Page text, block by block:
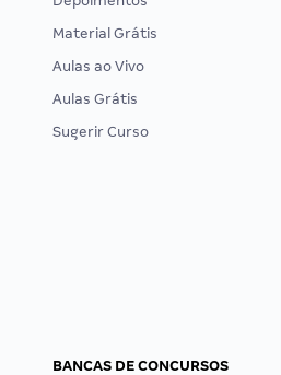
Material Grátis
Aulas ao Vivo
Aulas Grátis
Sugerir Curso
BANCAS DE CONCURSOS